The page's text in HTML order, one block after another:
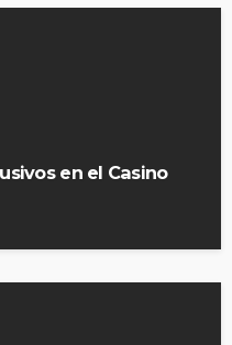
en el Casino